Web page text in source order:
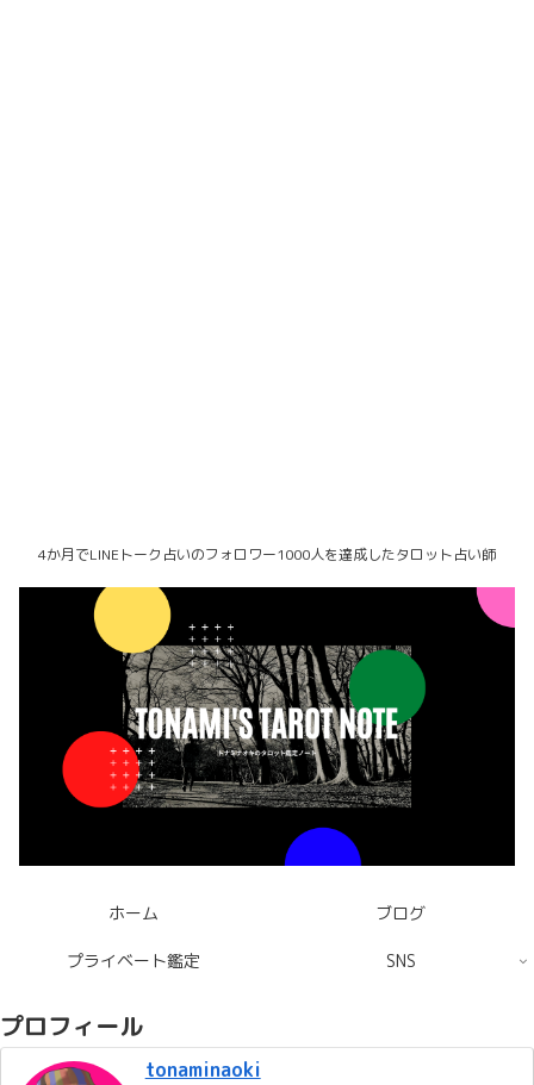
4か月でLINEトーク占いのフォロワー1000人を達成したタロット占い師
ホーム ブログ
プライベート鑑定 SNS
プロフィール
tonaminaoki